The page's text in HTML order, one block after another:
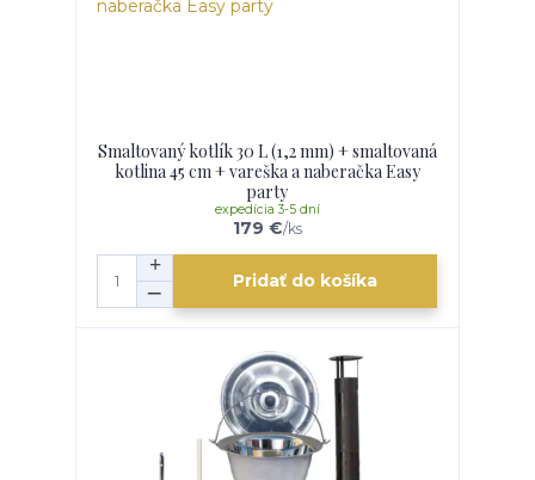
Smaltovaný kotlík 30 L (1,2 mm) + smaltovaná
kotlina 45 cm + vareška a naberačka Easy
party
179 €/ks
expedícia 3-5 dní
Pridať do košíka